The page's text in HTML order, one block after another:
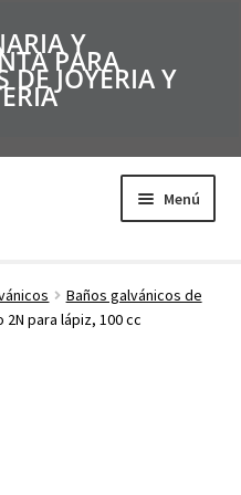
Y
PARA
DE JOYERIA Y
Menú
Baños galvánicos de
para lápiz, 100 cc